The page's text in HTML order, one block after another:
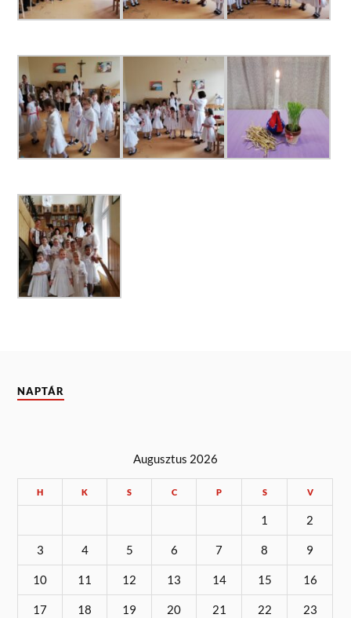
NAPTÁR
Augusztus 2026
H K S C P S V
1 2
3 4 5 6 7 8 9
10 11 12 13 14 15 16
17 18 19 20 21 22 23